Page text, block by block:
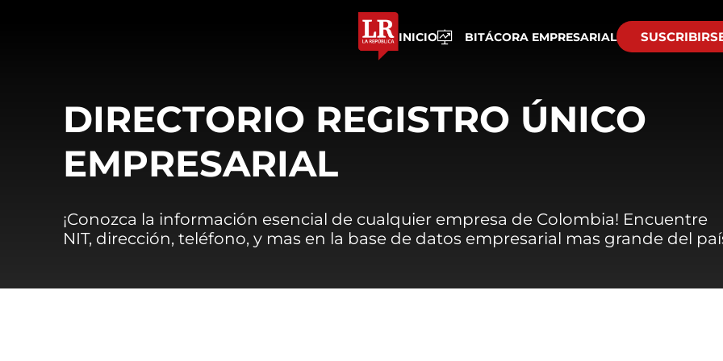
INICIO BITÁCORA EMPRESARIAL
DIRECTORIO REGISTRO ÚNICO
EMPRESARIAL
¡Conozca la información esencial de cualquier empresa de Colombia! Encuentre
NIT, dirección, teléfono, y mas en la base de datos empresarial mas grande del